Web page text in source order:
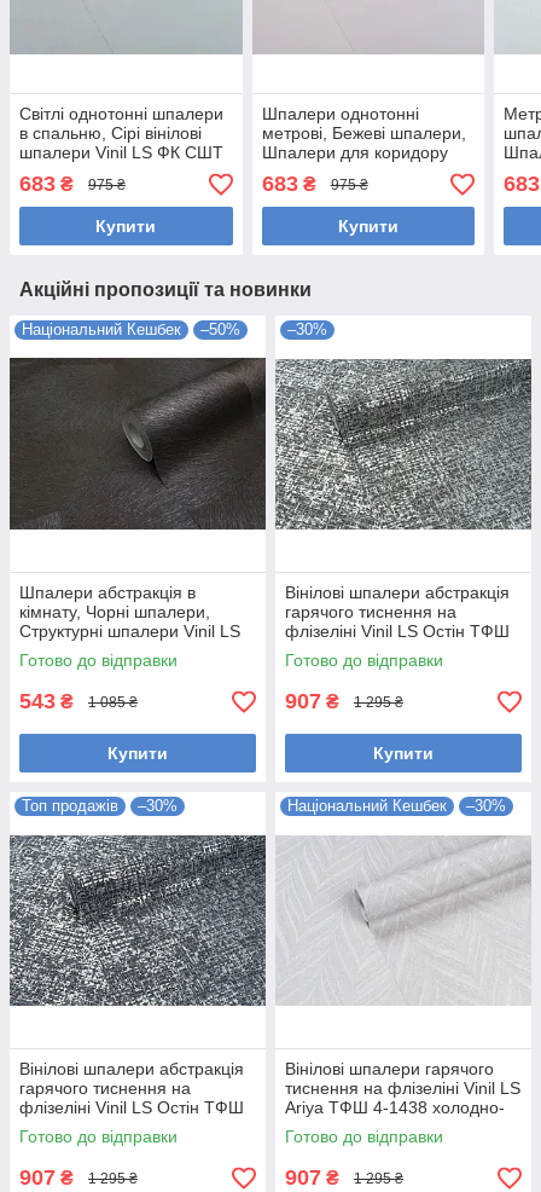
Світлі однотонні шпалери
в спальню, Сірі вінілові
шпалери Vinil LS ФК СШТ
6-1215 (1,06х10,05м)
683 ₴ 975 ₴
Купити
Шпалери однотонні
метрові, Бежеві шпалери,
Шпалери для коридору
Vinil LS ФК СШТ 7-1215
(1,06х10,05м)
683₴ 975 ₴
Купити
683
Акційні пропозиції та новинки
Національний Кешбек –50%
Шпалери абстракція в
кімнату, Чорні шпалери,
Структурні шпалери Vinil LS
Пума ЭШТ 8-1467
(1,06х10,05 м)
Готово до відправки
543 ₴ 1 085 ₴
Купити
–30%
Вінілові шпалери абстракція
гарячого тиснення на
флізеліні Vinil LS Остін ТФШ
5-1437 сіро-чорний
(1,06х10,05м)
Готово до відправки
907 ₴ 1 295 ₴
Купити
Топ продажів –30%
Вінілові шпалери абстракція
гарячого тиснення на
флізеліні Vinil LS Остін ТФШ
6-1437 чорний (1,06х10,05м)
Готово до відправки
907 ₴ 1 295 ₴
Національний Кешбек –30%
Вінілові шпалери гарячого
тиснення на флізеліні Vinil LS
Ariya ТФШ 4-1438 холодно-
бежевий (1,06х10,05м)
Готово до відправки
907 ₴ 1 295 ₴